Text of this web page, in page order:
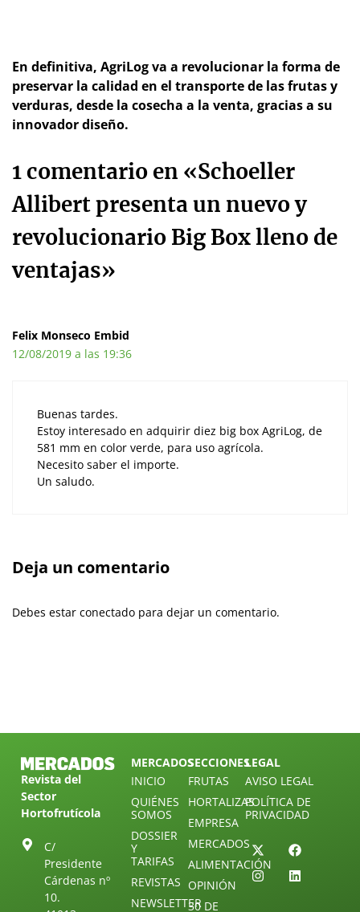
En definitiva, AgriLog va a revolucionar la forma de
preservar la calidad en el transporte de las frutas y
verduras, desde la cosecha a la venta, gracias a su
innovador diseño.
1 comentario en «Schoeller
Allibert presenta un nuevo y
revolucionario Big Box lleno de
ventajas»
Felix Monseco Embid
12/08/2019 a las 19:36
Buenas tardes.
Estoy interesado en adquirir diez big box AgriLog, de
581 mm en color verde, para uso agrícola.
Necesito saber el importe.
Un saludo.
Deja un comentario
Debes estar conectado para dejar un comentario.
Revista del
Sector
Hortofrutícola
C/
Presidente
Cárdenas nº
10.
MERCADOS
INICIO
QUIÉNES
SOMOS
DOSSIER
Y
TARIFAS
REVISTAS
NEWSLETTER
SECCIONES
FRUTAS
HORTALIZAS
EMPRESA
MERCADOS
ALIMENTACIÓN
OPINIÓN
30 DE
LEGAL
AVISO LEGAL
POLÍTICA DE
PRIVACIDAD